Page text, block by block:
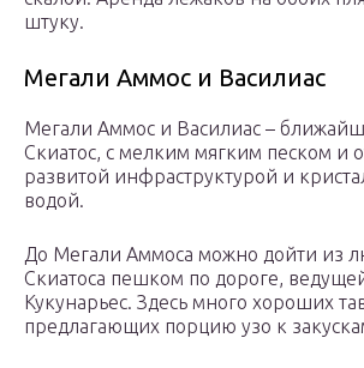
штуку.
Мегали Аммос и Василиас
Мегали Аммос и Василиас –
Скиатос, с мелким мягким песком и
развитой инфраструктурой и
водой.
До Мегали Аммоса можно дойти из
Скиатоса пешком по дороге,
Кукунарьес. Здесь много хороших
предлагающих порцию узо к